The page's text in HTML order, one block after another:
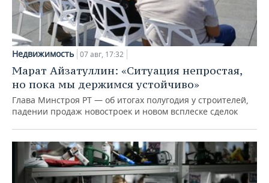
Недвижимость 07 авг, 17:32
Марат Айзатуллин: «Ситуация непростая,
но пока мы держимся устойчиво»
Глава Минстроя РТ — об итогах полугодия у строителей,
падении продаж новостроек и новом всплеске сделок